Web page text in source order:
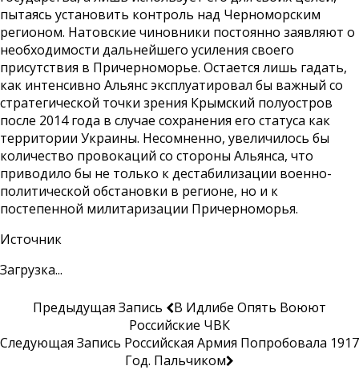
пытаясь установить контроль над Черноморским
регионом. Натовские чиновники постоянно заявляют о
необходимости дальнейшего усиления своего
присутствия в Причерноморье. Остается лишь гадать,
как интенсивно Альянс эксплуатировал бы важный со
стратегической точки зрения Крымский полуостров
после 2014 года в случае сохранения его статуса как
территории Украины. Несомненно, увеличилось бы
количество провокаций со стороны Альянса, что
приводило бы не только к дестабилизации военно-
политической обстановки в регионе, но и к
постепенной милитаризации Причерноморья.
Источник
Загрузка...
Предыдущая Запись
В Идлибе Опять Воюют
Российские ЧВК
Следующая Запись Российская Армия Попробовала 1917
Год. Пальчиком